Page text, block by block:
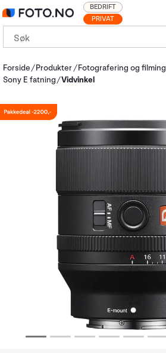
PRIVAT
BEDRIFT
Forside Produkter Fotografering og filming
Sony E fatning
Vidvinkel